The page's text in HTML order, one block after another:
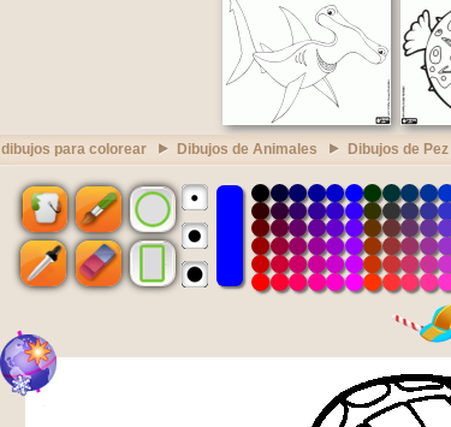
dibujos para colorear Dibujos de Animales Dibujos de Pez